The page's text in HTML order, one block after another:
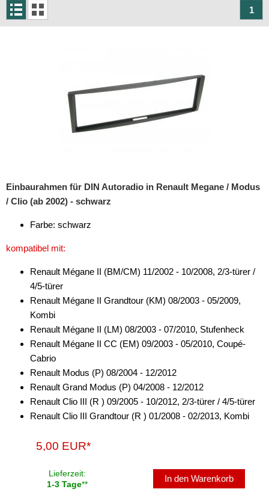
Aktivsystemadapter
Antennensplitter
Antennenzubehör
Cinch-Kabel
DAB+
Entstörmaterial
Ersatzteile
Freisprechadapter
1
Einbaurahmen für DIN Autoradio in Renault Megane / Modus
/ Clio (ab 2002) - schwarz
Farbe: schwarz
kompatibel mit:
Renault Mégane II (BM/CM) 11/2002 - 10/2008, 2/3-türer /
4/5-türer
Renault Mégane II Grandtour (KM) 08/2003 - 05/2009,
Kombi
Renault Mégane II (LM) 08/2003 - 07/2010, Stufenheck
Renault Mégane II CC (EM) 09/2003 - 05/2010, Coupé-
Cabrio
Renault Modus (P) 08/2004 - 12/2012
Renault Grand Modus (P) 04/2008 - 12/2012
Renault Clio III (R ) 09/2005 - 10/2012, 2/3-türer / 4/5-türer
Renault Clio III Grandtour (R ) 01/2008 - 02/2013, Kombi
5,00 EUR*
Lieferzeit:
1-3 Tage**
In den Warenkorb